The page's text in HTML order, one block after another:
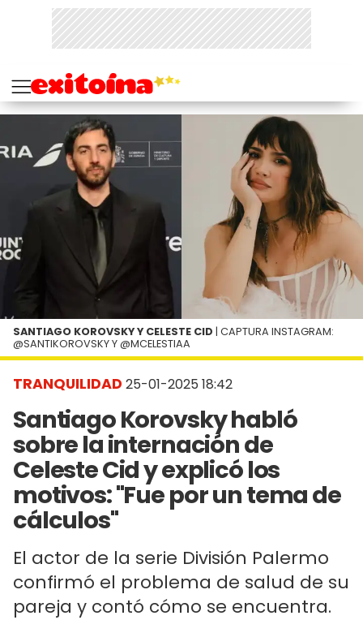
TRANQUILIDAD 25-01-2025 18:42
Santiago Korovsky habló
sobre la internación de
Celeste Cid y explicó los
motivos: "Fue por un tema de
cálculos"
El actor de la serie División Palermo
confirmó el problema de salud de su
pareja y contó cómo se encuentra.
SANTIAGO KOROVSKY Y CELESTE CID | CAPTURA INSTAGRAM:
@SANTIKOROVSKY Y @MCELESTIAA